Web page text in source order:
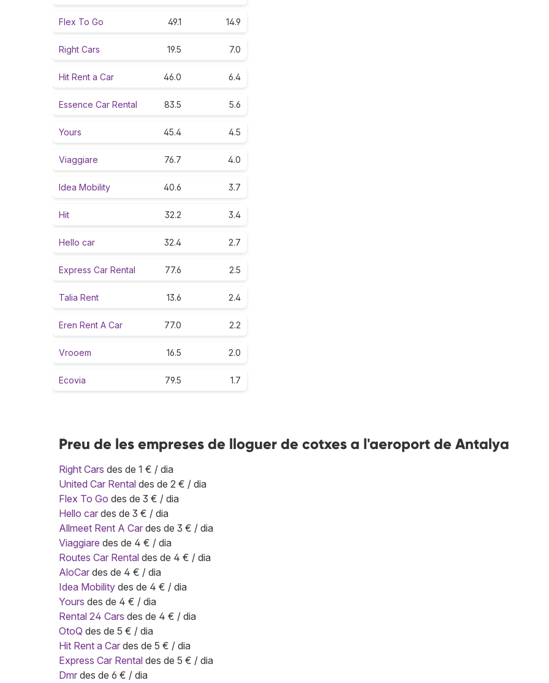
Flex To Go 49.1 14.9
Right Cars 19.5 7.0
Hit Rent a Car 46.0 6.4
Essence Car Rental 83.5 5.6
Yours 45.4 4.5
Viaggiare 76.7 4.0
Idea Mobility 40.6 3.7
Hit 32.2 3.4
Hello car 32.4 2.7
Express Car Rental 77.6 2.5
Talia Rent 13.6 2.4
Eren Rent A Car 77.0 2.2
Vrooem 16.5 2.0
Ecovia 79.5 1.7
Preu de les empreses de lloguer de cotxes a l'aeroport de Antalya
Right Cars des de 1 € / dia
United Car Rental des de 2 € / dia
Flex To Go des de 3 € / dia
Hello car des de 3 € / dia
Allmeet Rent A Car des de 3 € / dia
Viaggiare des de 4 € / dia
Routes Car Rental des de 4 € / dia
AloCar des de 4 € / dia
Idea Mobility des de 4 € / dia
Yours des de 4 € / dia
Rental 24 Cars des de 4 € / dia
OtoQ des de 5 € / dia
Hit Rent a Car des de 5 € / dia
Express Car Rental des de 5 € / dia
Dmr des de 6 € / dia